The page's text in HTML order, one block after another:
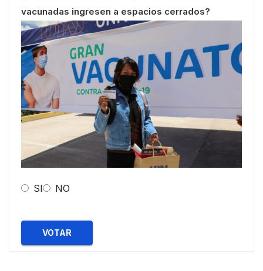
vacunadas ingresen a espacios cerrados?
SI NO
VOTAR